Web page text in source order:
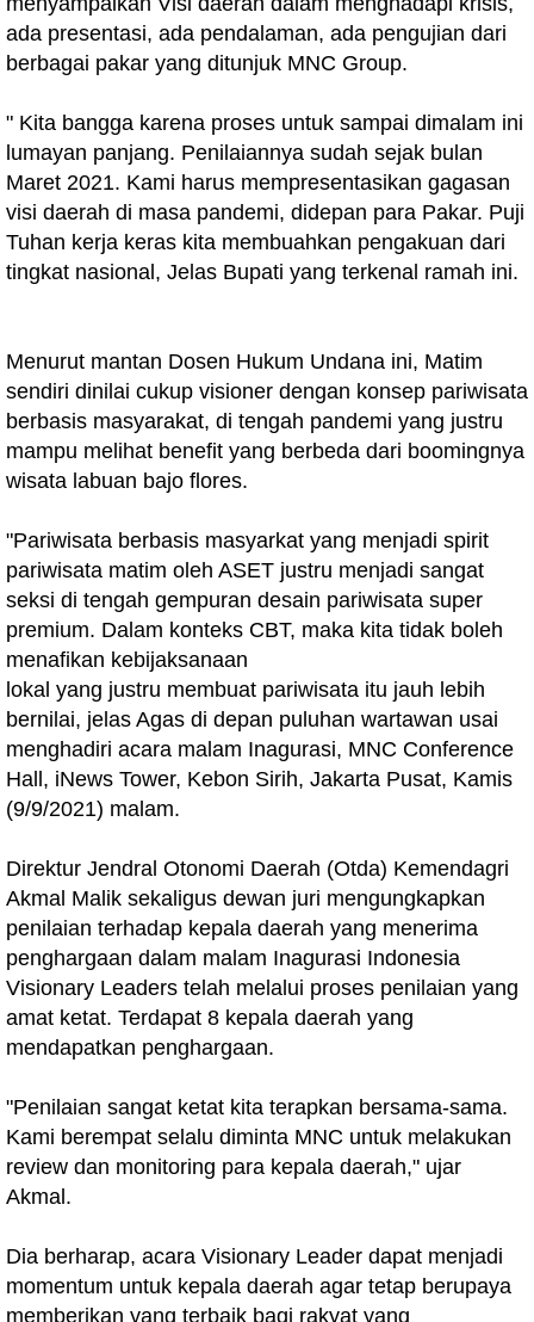
ada presentasi, ada pendalaman, ada pengujian dari
berbagai pakar yang ditunjuk MNC Group.
" Kita bangga karena proses untuk sampai dimalam ini
lumayan panjang. Penilaiannya sudah sejak bulan
Maret 2021. Kami harus mempresentasikan gagasan
visi daerah di masa pandemi, didepan para Pakar. Puji
Tuhan kerja keras kita membuahkan pengakuan dari
tingkat nasional, Jelas Bupati yang terkenal ramah ini.
Menurut mantan Dosen Hukum Undana ini, Matim
sendiri dinilai cukup visioner dengan konsep pariwisata
berbasis masyarakat, di tengah pandemi yang justru
mampu melihat benefit yang berbeda dari boomingnya
wisata labuan bajo flores.
"Pariwisata berbasis masyarkat yang menjadi spirit
pariwisata matim oleh ASET justru menjadi sangat
seksi di tengah gempuran desain pariwisata super
premium. Dalam konteks CBT, maka kita tidak boleh
menafikan kebijaksanaan
lokal yang justru membuat pariwisata itu jauh lebih
bernilai, jelas Agas di depan puluhan wartawan usai
menghadiri acara malam Inagurasi, MNC Conference
Hall, iNews Tower, Kebon Sirih, Jakarta Pusat, Kamis
(9/9/2021) malam.
Direktur Jendral Otonomi Daerah (Otda) Kemendagri
Akmal Malik sekaligus dewan juri mengungkapkan
penilaian terhadap kepala daerah yang menerima
penghargaan dalam malam Inagurasi Indonesia
Visionary Leaders telah melalui proses penilaian yang
amat ketat. Terdapat 8 kepala daerah yang
mendapatkan penghargaan.
"Penilaian sangat ketat kita terapkan bersama-sama.
Kami berempat selalu diminta MNC untuk melakukan
review dan monitoring para kepala daerah," ujar
Akmal.
Dia berharap, acara Visionary Leader dapat menjadi
momentum untuk kepala daerah agar tetap berupaya
memberikan yang terbaik bagi rakyat yang